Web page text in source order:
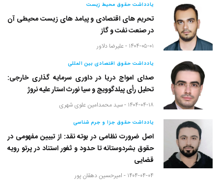
یادداشت حقوق محیط زیست
تحریم های اقتصادی و پیامد های زیست محیطی آن
در صنعت نفت و گاز
۱۴۰۴-۰۵-۰۱ - علیرضا دلاور
یادداشت حقوق اقتصادی بین المللی
صدای امواج دریا در داوری سرمایه گذاری خارجی:
تحلیل رأی پیلدگوویچ و سیا نورث استار علیه نروژ
۱۴۰۴-۰۴-۱۸ - سید محمدامین علوی شهری
یادداشت حقوق جزا و جرم شناسی
اصل ضرورت نظامی در بوته نقد: از تبیین مفهومی در
حقوق بشردوستانه تا حدود و ثغور استناد در پرتو رویه
قضایی
۱۴۰۴-۰۴-۰۴ - امیرحسین دهقان پور